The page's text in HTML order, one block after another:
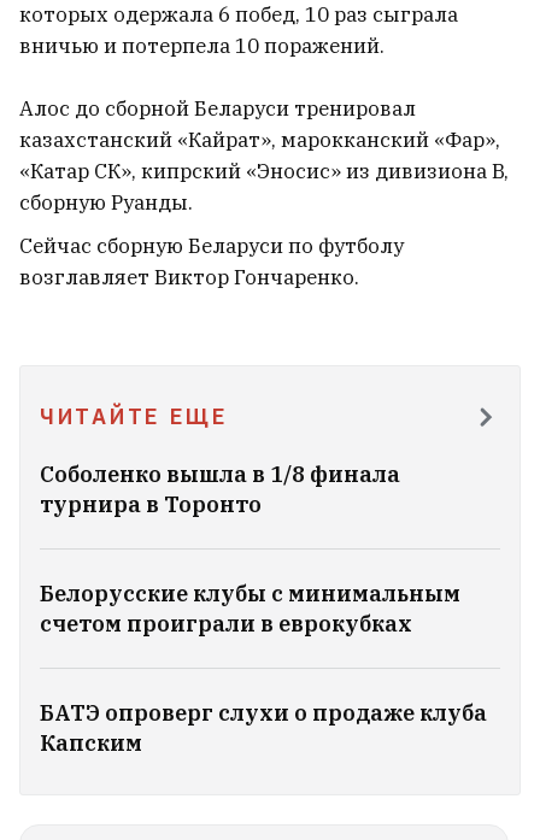
которых одержала 6 побед, 10 раз сыграла
вничью и потерпела 10 поражений.
Алос до сборной Беларуси тренировал
казахстанский «Кайрат», марокканский «Фар»,
«Катар СК», кипрский «Эносис» из дивизиона B,
сборную Руанды.
Сейчас сборную Беларуси по футболу
возглавляет Виктор Гончаренко.
ЧИТАЙТЕ ЕЩЕ
Соболенко вышла в 1/8 финала
турнира в Торонто
Белорусские клубы с минимальным
счетом проиграли в еврокубках
БАТЭ опроверг слухи о продаже клуба
Капским
В Борисове мать чуть не утонула
говном
12